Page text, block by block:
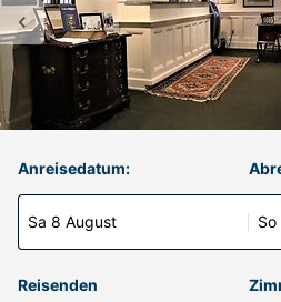
Anreisedatum:
Sa 8 August
Reisenden